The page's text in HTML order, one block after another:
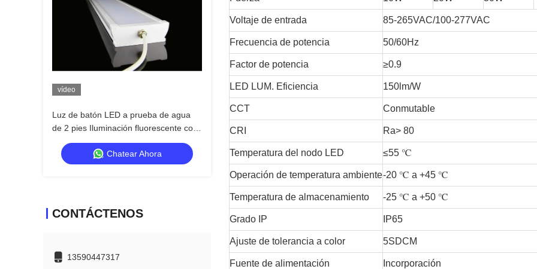
vídeo
Luz de batón LED a prueba de agua
de 2 pies Iluminación fluorescente con
potencia CCT conmutable
Chatear Ahora
CONTÁCTENOS
13590447317
Voltaje de entrada 85-265VAC/100-277VAC
Frecuencia de potencia 50/60Hz
Factor de potencia ≥0.9
LED LUM. Eficiencia 150lm/W
CCT Conmutable
CRI Ra> 80
Temperatura del nodo LED ≤55 ℃
Operación de temperatura ambiente-20 ℃ a +45 ℃
Temperatura de almacenamiento -25 ℃ a +50 ℃
Grado IP IP65
Ajuste de tolerancia a color 5SDCM
Fuente de alimentación Incorporación